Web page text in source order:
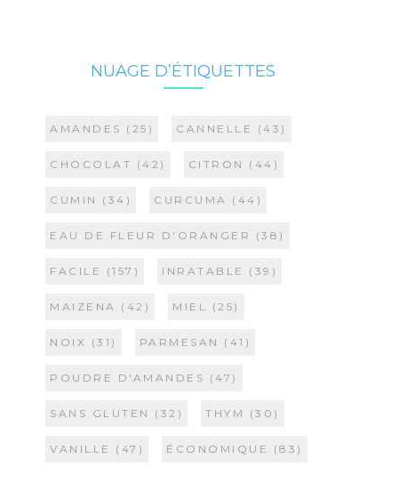
NUAGE D’ÉTIQUETTES
AMANDES (25) CANNELLE (43)
CHOCOLAT (42) CITRON (44)
CUMIN (34) CURCUMA (44)
EAU DE FLEUR D'ORANGER (38)
FACILE (157) INRATABLE (39)
MAIZENA (42) MIEL (25)
NOIX (31) PARMESAN (41)
POUDRE D'AMANDES (47)
SANS GLUTEN (32) THYM (30)
VANILLE (47) ÉCONOMIQUE (83)